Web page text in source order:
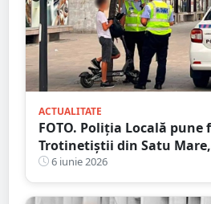
ACTUALITATE
FOTO. Poliția Locală
Trotinetiștii din Satu
6 iunie 2026